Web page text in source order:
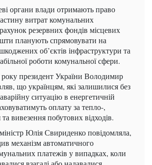
органи влади отримають право
витрат комунальних
резервних фондів місцевих
планують спрямовувати на
об’єктів інфраструктури та
роботи комунальної сфери.
президент України Володимир
що українцям, які залишилися без
ситуацію в енергетичній
оплату за тепло-,
вивезення побутових відходів.
Юлія Свириденко повідомляла,
механізм автоматичного
платежів у випадках, коли